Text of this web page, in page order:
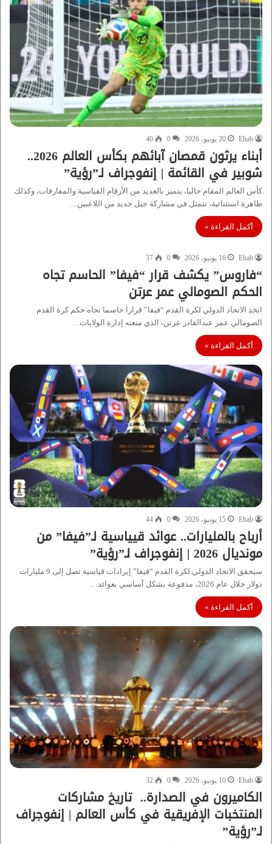
Ehab 20 يونيو، 2026 0
40
أبناء يرثون قمصان آبائهم بكأس العالم 2026..
شوبير في القائمة | إنفوجراف لـ”رؤية”
كأس العالم المقام حاليا، يتميز بالعديد من الأرقام القياسية والمفارقات، وكذلك
ظاهرة استثنائية، تتمثل في مشاركة جيل جديد من اللاعبين…
أكمل القراءة »
Ehab 16 يونيو، 2026 0
37
“فاروس” يكشف قرار “فيفا” الحاسم تجاه
الحكم الصومالي عمر عرتن
اتخذ الاتحاد الدولي لكرة القدم “فيفا” قرارا حاسما تجاه حكم كرة القدم
الصومالي عمر عبدالقادر عرتن، الذي منعته إدارة الولايات…
أكمل القراءة »
Ehab 15 يونيو، 2026 0
44
أرباح بالمليارات.. عوائد قيياسية لـ”فيفا” من
مونديال 2026 | إنفوجراف لـ”رؤية”
سيحقق الاتحاد الدولي لكرة القدم “فيفا” إيرادات قياسية تصل إلى 9 مليارات
دولار خلال عام 2026، مدفوعة بشكل أساسي بعوائد…
أكمل القراءة »
Ehab 10 يونيو، 2026 0
32
الكاميرون في الصدارة.. تاريخ مشاركات
المنتخبات الإفريقية في كأس العالم | إنفوجراف
لـ”رؤية”